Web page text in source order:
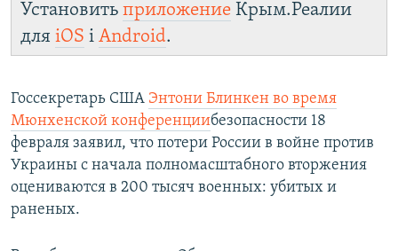
Установить приложение Крым.Реалии
для iOS і Android.
Госсекретарь США Энтони Блинкен во время
Мюнхенской конференциибезопасности 18
февраля заявил, что потери России в войне против
Украины с начала полномасштабного вторжения
оцениваются в 200 тысяч военных: убитых и
раненых.